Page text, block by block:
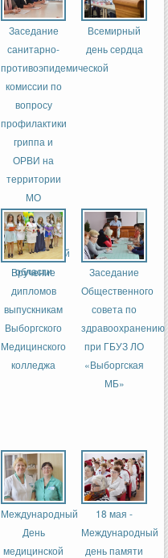
Заседание
санитарно-
противоэпидемической
комиссии по
вопросу
профилактики
гриппа и
ОРВИ на
территории
МО
«Выборгский
район»
Ленинградской
области
Всемирный
день сердца
Вручение
дипломов
выпускникам
Выборгского
Медицинского
колледжа
Заседание
Общественного
совета по
здравоохранению
при ГБУЗ ЛО
«Выборгская
МБ»
Международный
День
медицинской
18 мая -
Международный
день памяти